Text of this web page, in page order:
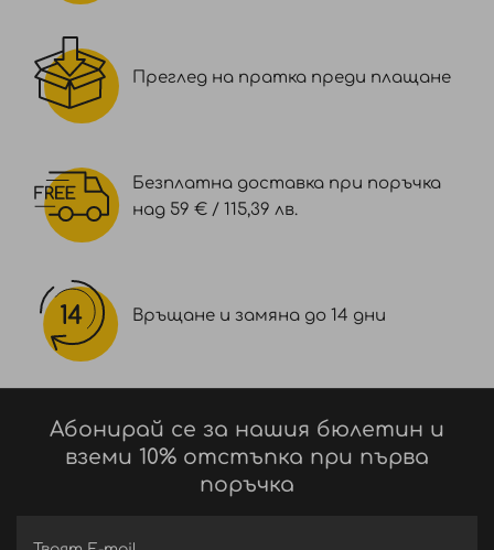
Преглед на пратка преди плащане
Безплатна доставка при поръчка
над 59 € / 115,39 лв.
Връщане и замяна до 14 дни
Абонирай се за нашия бюлетин и
вземи 10% отстъпка при първа
поръчка